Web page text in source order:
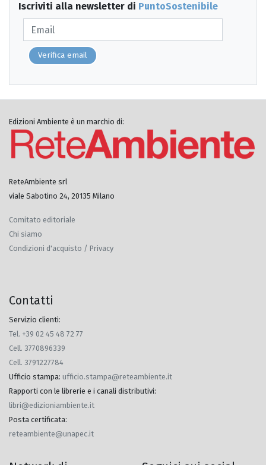
Iscriviti alla newsletter di PuntoSostenibile
Verifica email
Edizioni Ambiente è un marchio di:
ReteAmbiente srl
viale Sabotino 24, 20135 Milano
Comitato editoriale
Chi siamo
Condizioni d'acquisto / Privacy
Contatti
Servizio clienti:
Tel. +39 02 45 48 72 77
Cell. 3770896339
Cell. 3791227784
Ufficio stampa: ufficio.stampa@reteambiente.it
Rapporti con le librerie e i canali distributivi:
libri@edizioniambiente.it
Posta certificata:
reteambiente@unapec.it